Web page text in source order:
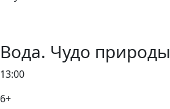
Вода. Чудо природы
13:00
6+